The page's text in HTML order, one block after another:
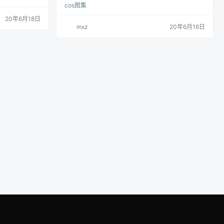
20年6月18日
cos图集
mxz 20年6月16日